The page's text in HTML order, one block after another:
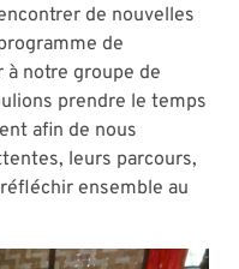
de nouvelles
de
notre groupe de
prendre le temps
afin de nous
leurs parcours,
ensemble au